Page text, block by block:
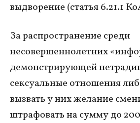
выдворение (статья 6.21.1
За распространение среди
несовершеннолетних
демонстрирующей
сексуальные отношения
вызвать у них желание
штрафовать на сумму до